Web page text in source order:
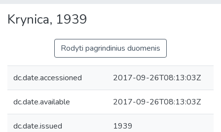
Krynica, 1939
Rodyti pagrindinius duomenis
dc.date.accessioned 2017-09-26T08:13:03Z
dc.date.available 2017-09-26T08:13:03Z
dc.date.issued 1939